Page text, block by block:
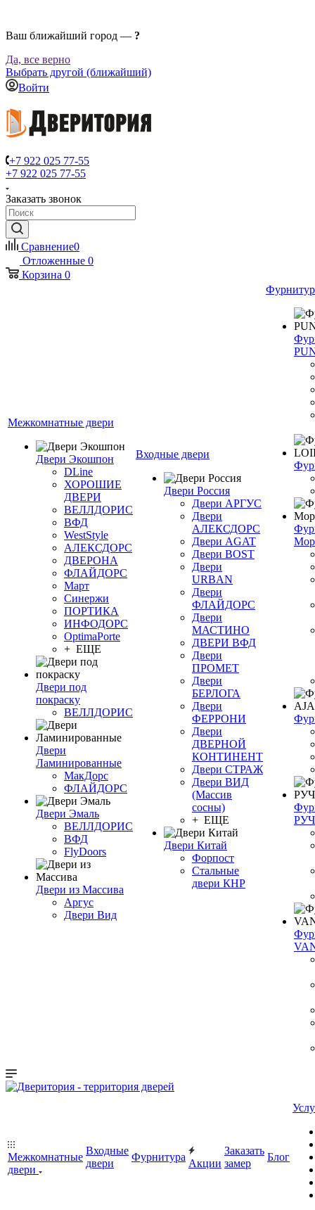
Ваш ближайший город — ?
Да, все верно
Выбрать другой (ближайший)
Войти
+7 922 025 77-55
+7 922 025 77-55
Заказать звонок
Сравнение0
Отложенные 0
Корзина 0
Межкомнатные двери
Двери Экошпон
DLine
ХОРОШИЕ
ДВЕРИ
ВЕЛЛДОРИС
ВФД
WestStyle
АЛЕКСДОРС
ДВЕРОНА
ФЛАЙДОРС
Март
Синержи
ПОРТИКА
ИНФОДОРС
OptimaPorte
+ ЕЩЕ
Двери под
покраску
ВЕЛЛДОРИС
Двери
Ламинированные
МакДорс
ФЛАЙДОРС
Двери Эмаль
ВЕЛЛДОРИС
ВФД
FlyDoors
Двери из Массива
Аргус
Двери Вид
Входные двери
Двери Россия
Двери АРГУС
Двери
АЛЕКСДОРС
Двери AGAT
Двери BOST
Двери
URBAN
Двери
ФЛАЙДОРС
Двери
МАСТИНО
ДВЕРИ ВФД
Двери
ПРОМЕТ
Двери
БЕРЛОГА
Двери
ФЕРРОНИ
Двери
ДВЕРНОЙ
КОНТИНЕНТ
Двери СТРАЖ
Двери ВИД
(Массив
сосны)
+ ЕЩЕ
Двери Китай
Форпост
Стальные
двери КНР
Межкомнатные
двери
Входные
двери
Фурнитура
Акции
Заказать
замер
Блог